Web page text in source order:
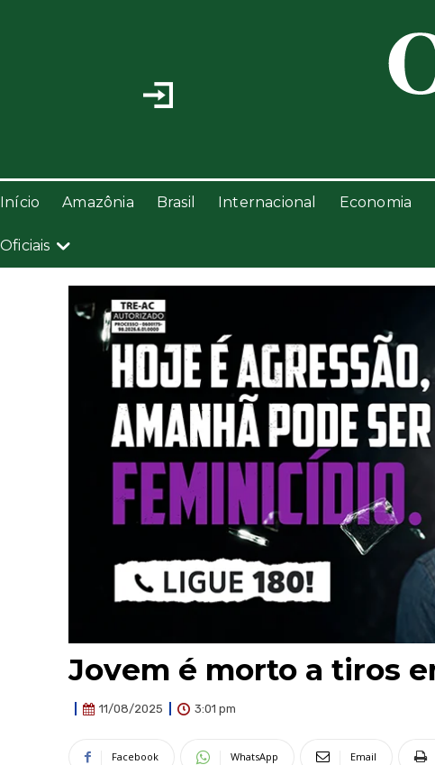
Início Amazônia Brasil Internacional Economia
Oficiais
Jovem é morto a tiros
11/08/2025 3:01 pm
Facebook WhatsApp Email